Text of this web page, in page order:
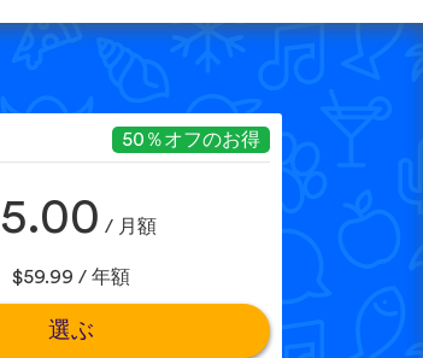
50％オフのお得
5.00 / 月額
$59.99 / 年額
選ぶ